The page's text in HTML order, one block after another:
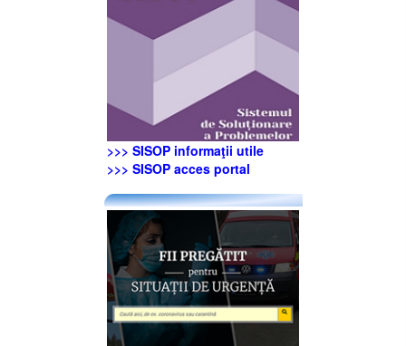
>>> SISOP informaţii utile
>>> SISOP acces portal